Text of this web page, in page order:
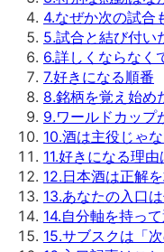
4.なぜか次の試合
5.試合と結び付い
6.詳しくならなく
7.好きになる順番
8.銘柄を覚え始め
9.ワールドカップ
10.酒は主役じゃ
11.好きになる理
12.日本酒は正解
13.あなたの入口
14.自分軸を持っ
15.サブスクは「